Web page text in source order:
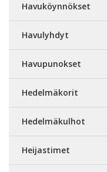
Havuköynnökset
Havulyhdyt
Havupunokset
Hedelmäkorit
Hedelmäkulhot
Heijastimet